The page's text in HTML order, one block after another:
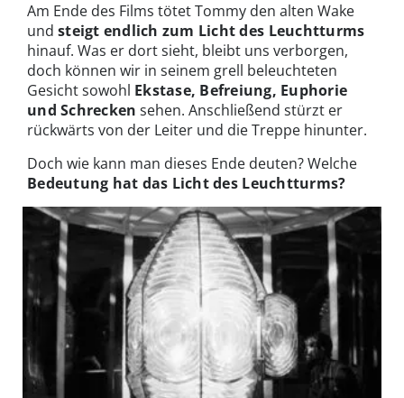
Am Ende des Films tötet Tommy den alten Wake
und steigt endlich zum Licht des Leuchtturms
hinauf. Was er dort sieht, bleibt uns verborgen,
doch können wir in seinem grell beleuchteten
Gesicht sowohl Ekstase, Befreiung, Euphorie
und Schrecken sehen. Anschließend stürzt er
rückwärts von der Leiter und die Treppe hinunter.
Doch wie kann man dieses Ende deuten? Welche
Bedeutung hat das Licht des Leuchtturms?